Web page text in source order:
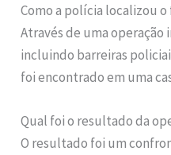
Como a polícia localizou
Através de uma operação
incluindo barreiras
foi encontrado em uma
Qual foi o resultado da
O resultado foi um